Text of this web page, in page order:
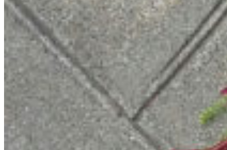
Archives
Menu